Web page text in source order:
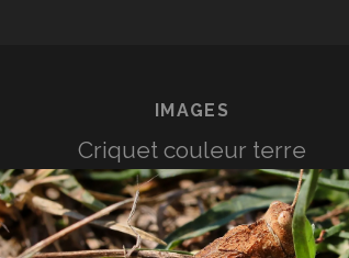
IMAGES
Criquet couleur terre